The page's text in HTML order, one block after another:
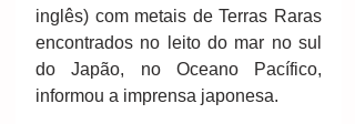
inglês) com metais de Terras Raras
encontrados no leito do mar no sul
do Japão, no Oceano Pacífico,
informou a imprensa japonesa.